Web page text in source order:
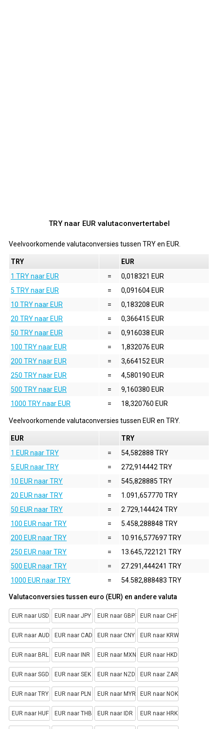
TRY naar EUR valutaconvertertabel
Veelvoorkomende valutaconversies tussen TRYen EUR
TRY
EUR
1 TRY naar EUR
=
0,018321 EUR
5 TRY naar EUR
=
0,091604 EUR
10 TRY naar EUR
=
0,183208 EUR
20 TRY naar EUR
=
0,366415 EUR
50 TRY naar EUR
=
0,916038 EUR
100 TRY naar EUR
=
1,832076 EUR
200 TRY naar EUR
=
3,664152 EUR
250 TRY naar EUR
=
4,580190 EUR
500 TRY naar EUR
=
9,160380 EUR
1000 TRY naar EUR
= 18,320760 EUR
Veelvoorkomende valutaconversies tussen EUR en TRY.
EUR
TRY
1 EUR naar TRY
=
54,582888 TRY
5 EUR naar TRY
=
272,914442 TRY
10 EUR naar TRY
=
545,828885 TRY
20 EUR naar TRY
=
1.091,657770 TRY
50 EUR naar TRY
=
2.729,144424 TRY
100 EUR naar TRY
=
5.458,288848 TRY
200 EUR naar TRY
=
10.916,577697 TRY
250 EUR naar TRY
=
13.645,722121 TRY
500 EUR naar TRY
=
27.291,444241 TRY
1000 EUR naar TRY
= 54.582,888483 TRY
Valutaconversies tussen euro (EUR) en andere valuta
EUR naar USD EUR naar JPY EUR naar GBP EUR naar CHF
EUR naar AUD EUR naar CAD EUR naar CNY EUR naar KRW
EUR naar BRL EUR naar INR EUR naar MXN EUR naar HKD
EUR naar SGD EUR naar SEK EUR naar NZD EUR naar ZAR
EUR naar TRY EUR naar PLN EUR naar MYR EUR naar NOK
EUR naar HUF EUR naar THB EUR naar IDR EUR naar HRK